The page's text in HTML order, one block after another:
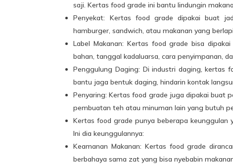
saji. Kertas food grade ini bantu lindungin
Penyekat: Kertas food grade dipakai buat
hamburger, sandwich, atau makanan yang
Label Makanan: Kertas food grade bisa
bahan, tanggal kadaluarsa, cara penyimpanan,
Penggulung Daging: Di industri daging, kertas
bantu jaga bentuk daging, hindarin kontak
Penyaring: Kertas food grade juga dipakai buat
pembuatan teh atau minuman lain yang butuh
Kertas food grade punya beberapa
Ini dia keunggulannya:
Keamanan Makanan: Kertas food grade
berbahaya sama zat yang bisa nyebabin